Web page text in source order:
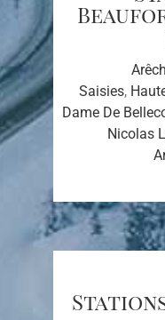
Saisies,
Dame De
Nicolas